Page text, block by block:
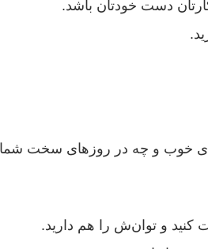
خوب و چه در روزهای سخت